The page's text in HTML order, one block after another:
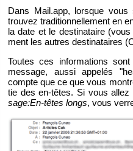
Dans Mail.​app, lorsque
trou­vez tra­di­tion­nel­le­ment en
la date et le des­ti­na­taire
ment les autres des­ti­na­taires
Toutes ces in­for­ma­tions
mes­sage, aussi ap­pe­lés
compte que ce que vous
tie des en-têtes. Si vous allez
sage:En-têtes longs, vous